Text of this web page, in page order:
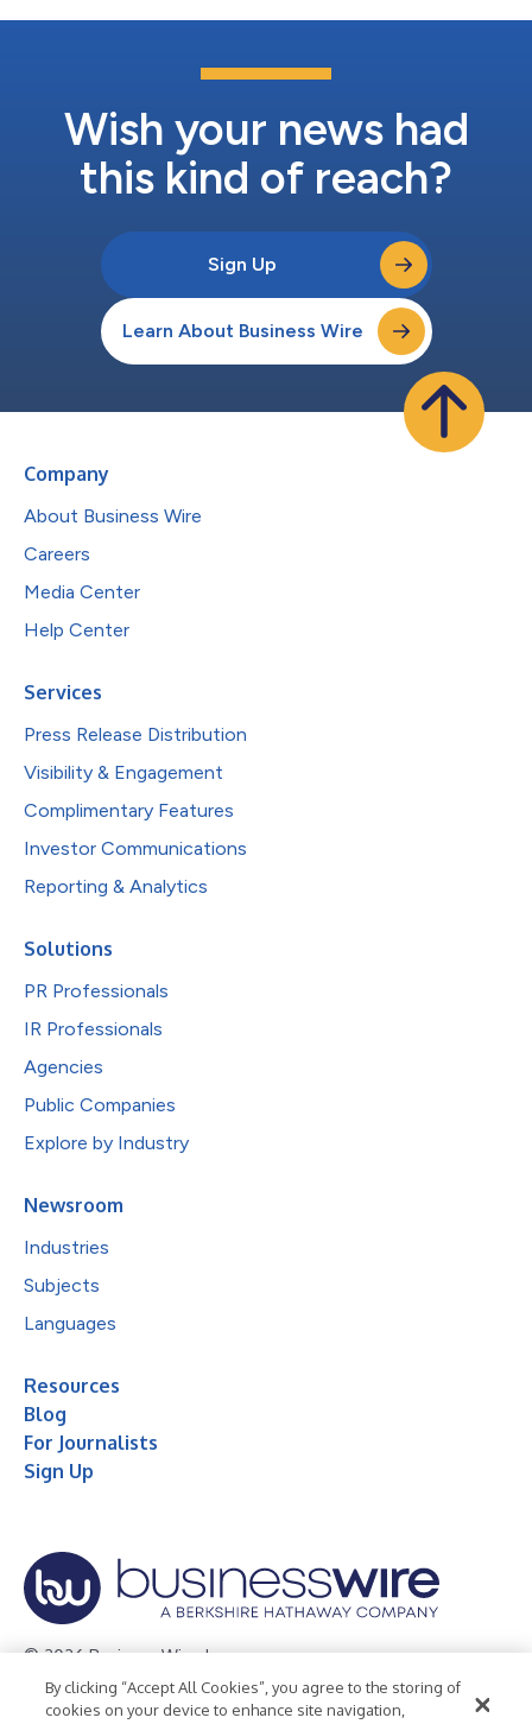
Wish your news had
this kind of reach?
Sign Up
Learn About Business Wire
Company
About Business Wire
Careers
Media Center
Help Center
Services
Press Release Distribution
Visibility & Engagement
Complimentary Features
Investor Communications
Reporting & Analytics
Solutions
PR Professionals
IR Professionals
Agencies
Public Companies
Explore by Industry
Newsroom
Industries
Subjects
Languages
Resources
Blog
For Journalists
Sign Up
© 2026 Business Wire, Inc.
Privacy Policy Cookie Policy Accessibility Statement
By clicking “Accept All Cookies”, you agree to the storing of
cookies on your device to enhance site navigation,